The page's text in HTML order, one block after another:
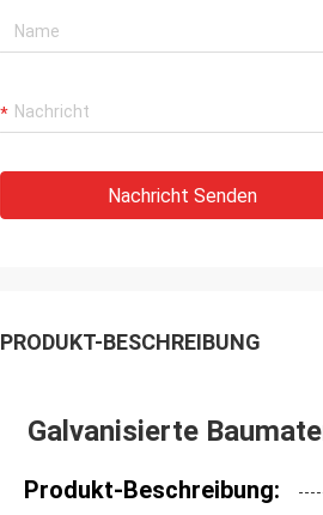
Nachricht Senden
PRODUKT-BESCHREIBUNG
Galvanisierte
Produkt-Beschreibung: